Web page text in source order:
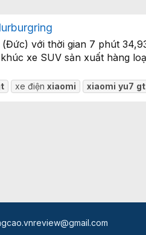
với thời gian 7 phút
xe SUV sản xuất hàng
xe điệnxiaomi xiaomi yu7 gt